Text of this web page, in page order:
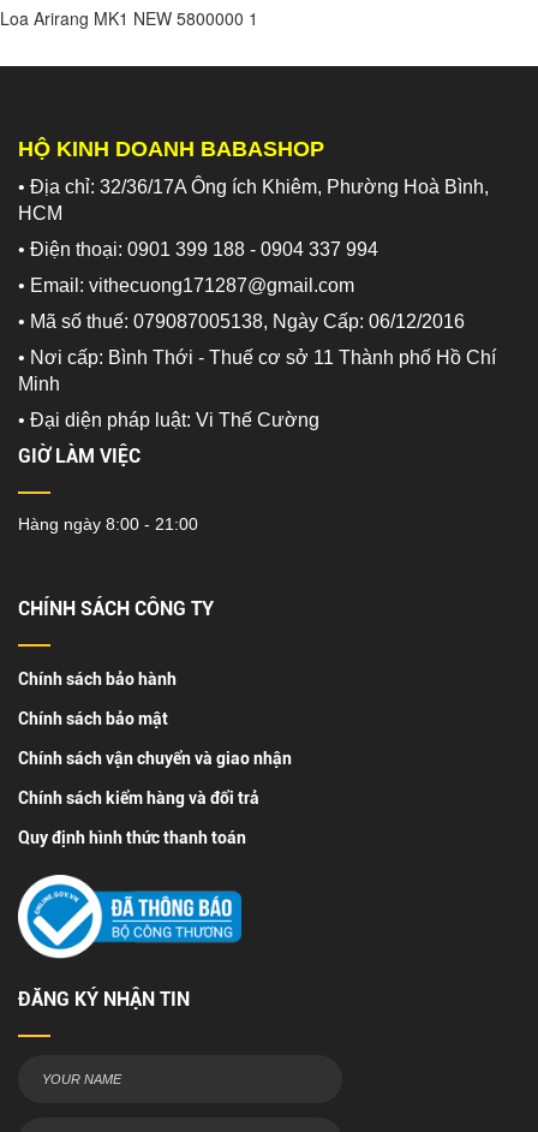
Loa Arirang MK1 NEW 5800000 1
HỘ KINH DOANH BABASHOP
• Địa chỉ: 32/36/17A Ông ích Khiêm, Phường Hoà Bình,
HCM
• Điện thoại: 0901 399 188 - 0904 337 994
• Email: vithecuong171287@gmail.com
• Mã số thuế: 079087005138, Ngày Cấp: 06/12/2016
• Nơi cấp: Bình Thới - Thuế cơ sở 11 Thành phố Hồ Chí
Minh
• Đại diện pháp luật: Vi Thế Cường
GIỜ LÀM VIỆC
Hàng ngày 8:00 - 21:00
CHÍNH SÁCH CÔNG TY
Chính sách bảo hành
Chính sách bảo mật
Chính sách vận chuyển và giao nhận
Chính sách kiểm hàng và đổi trả
Quy định hình thức thanh toán
ĐĂNG KÝ NHẬN TIN